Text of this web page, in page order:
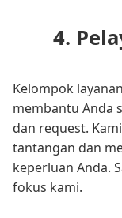
4.
Kelompok
membantu Anda
dan request.
tantangan dan
keperluan Anda.
fokus kami.